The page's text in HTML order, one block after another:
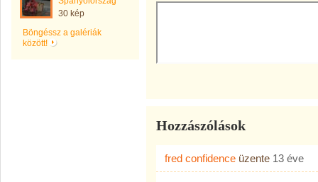
30 kép
Böngéssz a galériák
között!
Hozzászólások
fred confidence üzente 13 éve